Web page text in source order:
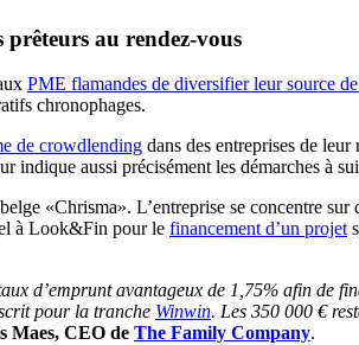
prêteurs au rendez-vous
PME flamandes de diversifier leur source
chronophages.
de crowdlending dans des entreprises de
indique aussi précisément les démarches à
«Chrisma». L’entreprise se concentre
à Look&Fin pour le financement d’un projet
d’emprunt avantageux de 1,75% afin de
pour la tranche Winwin. Les 350 000 €
Maes, CEO de The Family Company.